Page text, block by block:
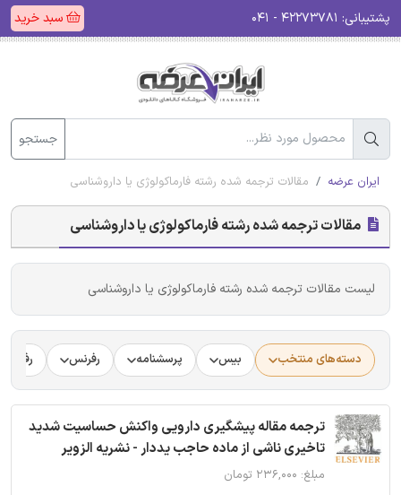
پشتیبانی: سبد خرید
جستجو
ایران عرضه مقالات ترجمه شده رشته فارماکولوژی یا داروشناسی
مقالات ترجمه شده رشته فارماکولوژی یا داروشناسی
لیست مقالات ترجمه شده رشته فارماکولوژی یا داروشناسی
دسته‌های منتخب بیس پرسشنامه رفرنس
ترجمه مقاله پیشگیری دارویی واکنش حساسیت شدید
تاخیری ناشی از ماده حاجب یددار - نشریه الزویر
مبلغ: ۲۳۶,۰۰۰ تومان